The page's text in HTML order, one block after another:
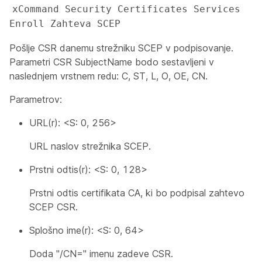
xCommand Security Certificates Services
Enroll Zahteva SCEP
Pošlje CSR danemu strežniku SCEP v podpisovanje.
Parametri CSR SubjectName bodo sestavljeni v
naslednjem vrstnem redu: C, ST, L, O, OE, CN.
Parametrov:
URL(r): <S: 0, 256>
URL naslov strežnika SCEP.
Prstni odtis(r): <S: 0, 128>
Prstni odtis certifikata CA, ki bo podpisal zahtevo
SCEP CSR.
Splošno ime(r): <S: 0, 64>
Doda "/CN=" imenu zadeve CSR.